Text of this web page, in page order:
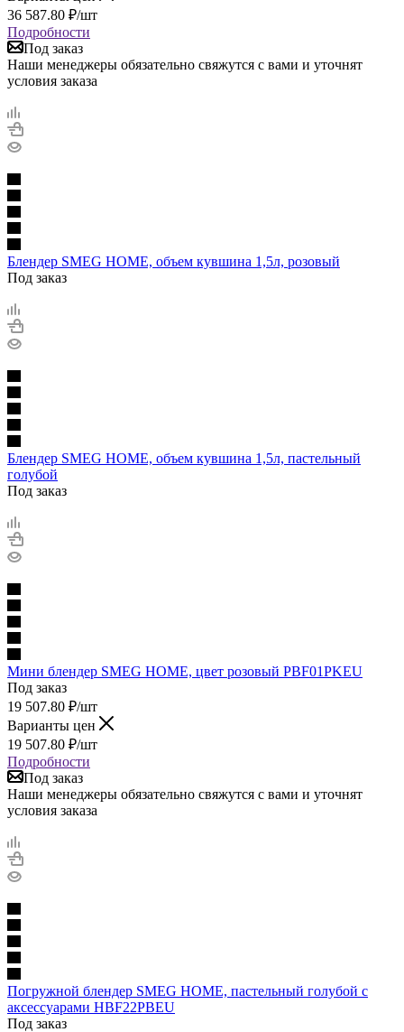
36 587.80 ₽/шт
Подробности
Под заказ
Наши менеджеры обязательно свяжутся с вами и уточнят
условия заказа
Блендер SMEG HOME, объем кувшина 1,5л, розовый
Под заказ
Блендер SMEG HOME, объем кувшина 1,5л, пастельный
голубой
Под заказ
Мини блендер SMEG HOME, цвет розовый PBF01PKEU
Под заказ
19 507.80 ₽/шт
Варианты цен
19 507.80 ₽/шт
Подробности
Под заказ
Наши менеджеры обязательно свяжутся с вами и уточнят
условия заказа
Погружной блендер SMEG HOME, пастельный голубой с
аксессуарами HBF22PBEU
Под заказ